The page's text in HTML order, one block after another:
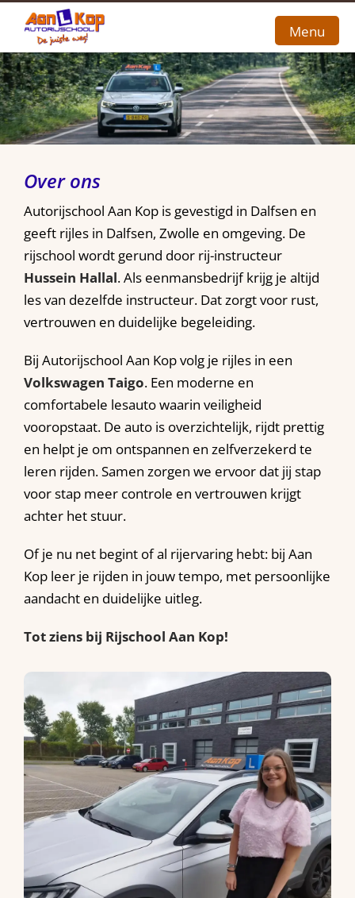
Home
Over ons
Contact
Menu
Over ons
Autorijschool Aan Kop is gevestigd in Dalfsen en
geeft rijles in Dalfsen, Zwolle en omgeving. De
rijschool wordt gerund door rij-instructeur
Hussein Hallal. Als eenmansbedrijf krijg je altijd
les van dezelfde instructeur. Dat zorgt voor rust,
vertrouwen en duidelijke begeleiding.
Bij Autorijschool Aan Kop volg je rijles in een
Volkswagen Taigo. Een moderne en
comfortabele lesauto waarin veiligheid
vooropstaat. De auto is overzichtelijk, rijdt prettig
en helpt je om ontspannen en zelfverzekerd te
leren rijden. Samen zorgen we ervoor dat jij stap
voor stap meer controle en vertrouwen krijgt
achter het stuur.
Of je nu net begint of al rijervaring hebt: bij Aan
Kop leer je rijden in jouw tempo, met persoonlijke
aandacht en duidelijke uitleg.
Tot ziens bij Rijschool Aan Kop!